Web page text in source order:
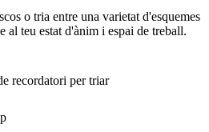
o tria entre una varietat d'esquemes
al teu estat d'ànim i espai de treball.
recordatori per triar